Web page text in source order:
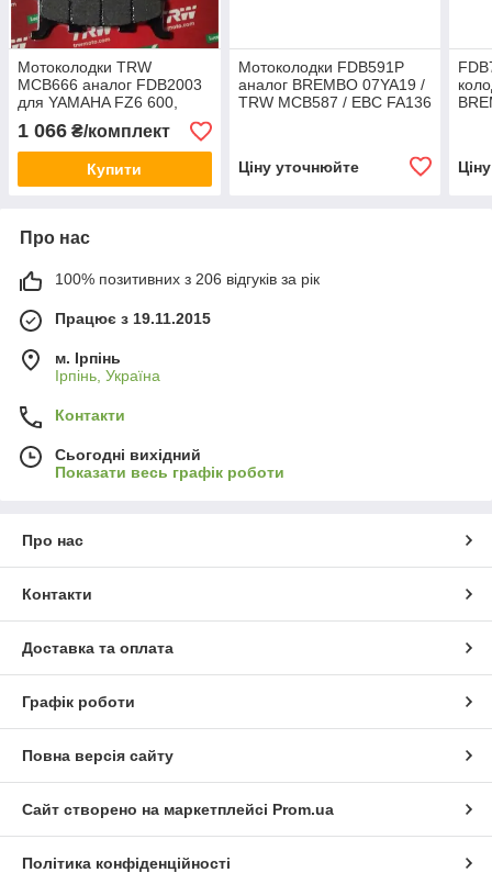
Мотоколодки TRW
MCB666 аналог FDB2003
для YAMAHA FZ6 600,
YAMAHA XJ 6,YAMAHA
MAJESTY, XV VIRAGO,
XVS DRAG STAR,
1 066 ₴/комплект
Купити
Мотоколодки FDB591P
аналог BREMBO 07YA19 /
TRW MCB587 / EBC FA136
Ціну уточнюйте
Про нас
100% позитивних з 206 відгуків за рік
Працює з 19.11.2015
м. Ірпінь
Ірпінь, Україна
Контакти
Сьогодні вихідний
Показати весь графік роботи
Про нас
Контакти
Доставка та оплата
Графік роботи
Повна версія сайту
Сайт створено на маркетплейсі Prom.ua
Політика конфіденційності